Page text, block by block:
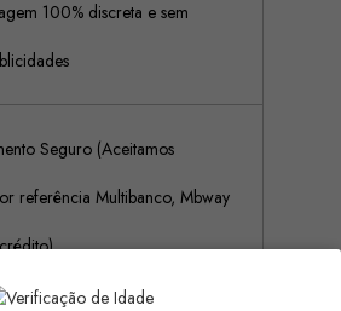
100% discreta e sem
Seguro (Aceitamos
referência Multibanco, Mbway